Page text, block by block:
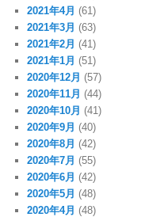
2021年4月 (61)
2021年3月 (63)
2021年2月 (41)
2021年1月 (51)
2020年12月 (57)
2020年11月 (44)
2020年10月 (41)
2020年9月 (40)
2020年8月 (42)
2020年7月 (55)
2020年6月 (42)
2020年5月 (48)
2020年4月 (48)